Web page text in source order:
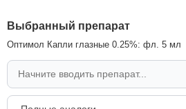
Выбранный препарат
Оптимол Капли глазные 0.25%: фл. 5 мл